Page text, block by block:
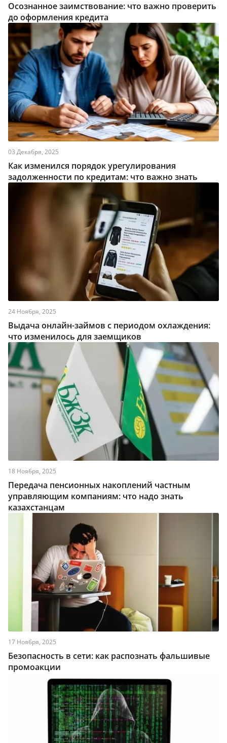
Осознанное заимствование: что важно проверить
до оформления кредита
03 Декабря, 2025
Как изменился порядок урегулирования
задолженности по кредитам: что важно знать
24 Ноября, 2025
Выдача онлайн-займов с периодом охлаждения:
что изменилось для заемщиков
18 Ноября, 2025
Передача пенсионных накоплений частным
управляющим компаниям: что надо знать
казахстанцам
17 Ноября, 2025
Безопасность в сети: как распознать фальшивые
промоакции